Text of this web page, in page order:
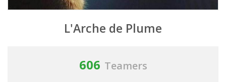
L'Arche de Plume
606 Teamers